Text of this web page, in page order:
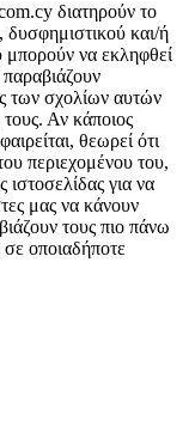
διατηρούν το
και/ή
μπορούν να εκληφθεί
των σχολίων αυτών
Αν κάποιος
θεωρεί ότι
περιεχομένου του,
ιστοσελίδας για να
μας να κάνουν
τους πιο πάνω
οποιαδήποτε